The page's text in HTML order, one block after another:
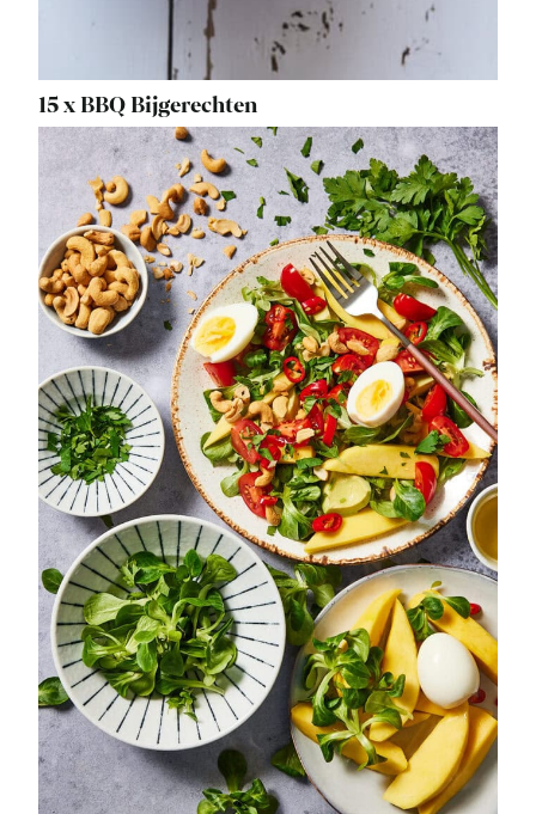
15 x BBQ Bijgerechten